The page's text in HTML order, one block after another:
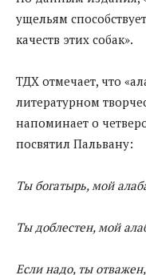
ущельям
качеств этих собак».
ТДХ отмечает, что
литературном
напоминает о
посвятил Пальвану:
Ты богатырь, мой
Ты доблестен, мой
Если надо, ты